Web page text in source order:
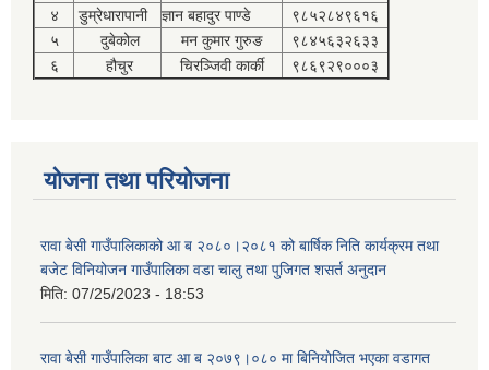
४
डुम्रेधारापानी ज्ञान बहादुर पाण्डे
९८५२८४९६१६
५
दुबेकोल मन कुमार गुरुङ
९८४५६३२६३३
६
हौचुर चिरञ्जिवी कार्की ९८६९२९०००३
योजना तथा परियोजना
रावा बेसी गाउँपालिकाको आ ब २०८०।२०८१ को बार्षिक निति कार्यक्रम तथा
बजेट विनियोजन गाउँपालिका वडा चालु तथा पुजिगत शसर्त अनुदान
मिति: 07/25/2023 - 18:53
रावा बेसी गाउँपालिका बाट आ ब २०७९।०८० मा बिनियोजित भएका वडागत